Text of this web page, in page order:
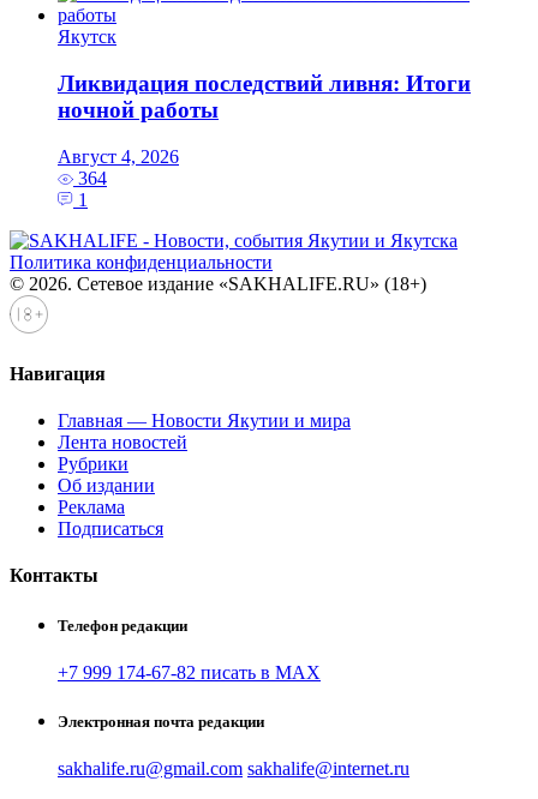
Якутск
Ликвидация последствий ливня: Итоги
ночной работы
Август 4, 2026
364
1
Политика конфиденциальности
© 2026. Сетевое издание «SAKHALIFE.RU» (18+)
Навигация
Главная — Новости Якутии и мира
Лента новостей
Рубрики
Об издании
Реклама
Подписаться
Контакты
Телефон редакции
+7 999 174-67-82 писать в MAX
Электронная почта редакции
sakhalife.ru@gmail.com sakhalife@internet.ru